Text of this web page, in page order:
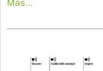
Más...